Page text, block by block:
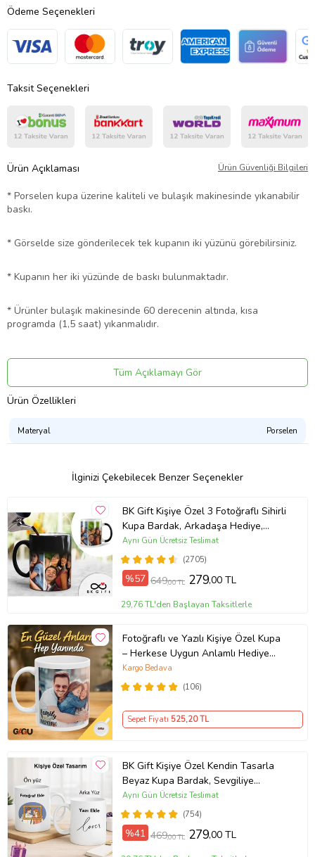
Ödeme Seçenekleri
Taksit Seçenekleri
Ürün Açıklaması Ürün Güvenliği Bilgileri
* Porselen kupa üzerine kaliteli ve bulaşık makinesinde yıkanabilir
baskı.
* Görselde size gönderilecek tek kupanın iki yüzünü görebilirsiniz.
* Kupanın her iki yüzünde de baskı bulunmaktadır.
* Ürünler bulaşık makinesinde 60 derecenin altında, kısa
programda (1,5 saat) yıkanmalıdır.
* Kupalarımız kargoda kırılmayacak şekilde, özenle
* Farklı tasarımlar için diğer ürünlerimize göz atabilirsiniz.
* Adet fiyatıdır.
Tüm Açıklamayı Gör
Ürün Özellikleri
Materyal Porselen
İlginizi Çekebilecek Benzer Seçenekler
BK Gift Kişiye Özel 3 Fotoğraflı Sihirli
Kupa Bardak, Arkadaşa Hediye,
Sevgiliye Hediye
(2705)
Aynı Gün Ücretsiz Teslimat
%57 649,00 TL 279,00 TL
29,76 TL'den Başlayan Taksitlerle
Fotoğraflı ve Yazılı Kişiye Özel Kupa
– Herkese Uygun Anlamlı Hediye
Porselen Baskılı Kupa (Beyaz)
(106)
Kargo Bedava
Sepet Fiyatı 525,20 TL
BK Gift Kişiye Özel Kendin Tasarla
Beyaz Kupa Bardak, Sevgiliye
Hediye, Arkadaşa Hediye, Doğum
Günü Hediyesi(754)
Aynı Gün Ücretsiz Teslimat
%41 469,00 TL 279,00 TL